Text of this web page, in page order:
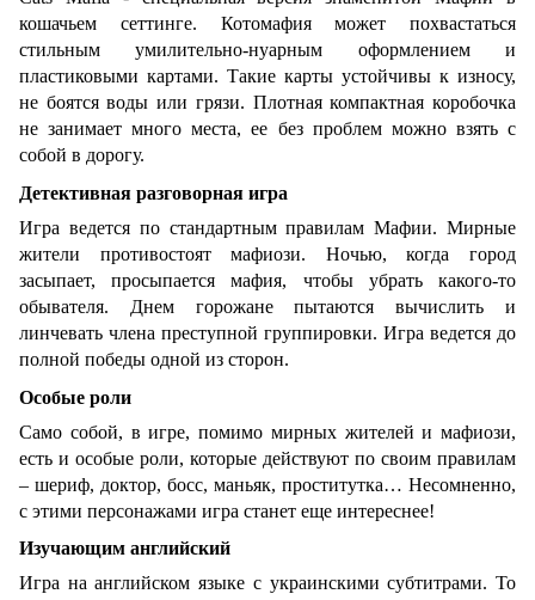
кошачьем сеттинге. Котомафия может похвастаться
стильным умилительно-нуарным оформлением и
пластиковыми картами. Такие карты устойчивы к износу,
не боятся воды или грязи. Плотная компактная коробочка
не занимает много места, ее без проблем можно взять с
собой в дорогу.
Детективная разговорная игра
Игра ведется по стандартным правилам Мафии. Мирные
жители противостоят мафиози. Ночью, когда город
засыпает, просыпается мафия, чтобы убрать какого-то
обывателя. Днем горожане пытаются вычислить и
линчевать члена преступной группировки. Игра ведется до
полной победы одной из сторон.
Особые роли
Само собой, в игре, помимо мирных жителей и мафиози,
есть и особые роли, которые действуют по своим правилам
– шериф, доктор, босс, маньяк, проститутка… Несомненно,
с этими персонажами игра станет еще интереснее!
Изучающим английский
Игра на английском языке с украинскими субтитрами. То